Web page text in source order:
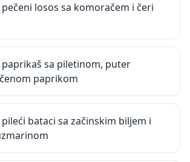
losos sa komoračem i čeri
sa piletinom, puter
paprikom
bataci sa začinskim biljem i